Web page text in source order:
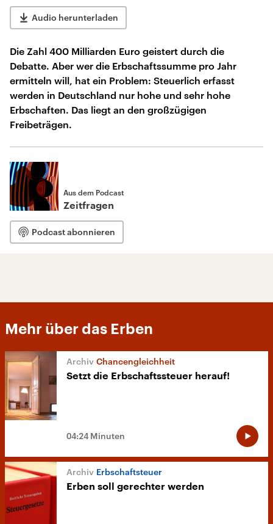
Audio herunterladen
Die Zahl 400 Milliarden Euro geistert durch die
Debatte. Aber wer die Erbschaftssumme pro Jahr
ermitteln will, hat ein Problem: Steuerlich erfasst
werden in Deutschland nur hohe und sehr hohe
Erbschaften. Das liegt an den großzügigen
Freibeträgen.
Aus dem Podcast
Zeitfragen
Podcast abonnieren
Mehr über das Erben
Chancengleichheit
Setzt die Erbschaftssteuer herauf!
04:24 Minuten
Erbschaftsteuer
Erben soll gerechter werden